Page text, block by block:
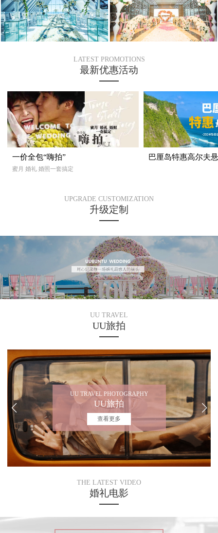
LATEST PROMOTIONS
最新优惠活动
一价全包“嗨拍”
蜜月 婚礼 婚照一套搞定
巴厘岛特惠高尔夫
UPGRADE CUSTOMIZATION
升级定制
UU TRAVEL
UU旅拍
UU TRAVEL PHOTOGRAPHY
UU旅拍
查看更多
THE LATEST VIDEO
婚礼电影